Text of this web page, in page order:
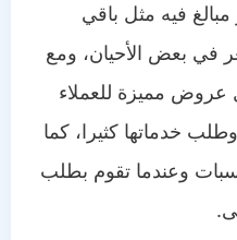
فيه مثل باقي
في بعض الأحيان، ومع
عروض مميزة للعملاء
خدماتها كثيرا، كما
وعندما تقوم بطلب